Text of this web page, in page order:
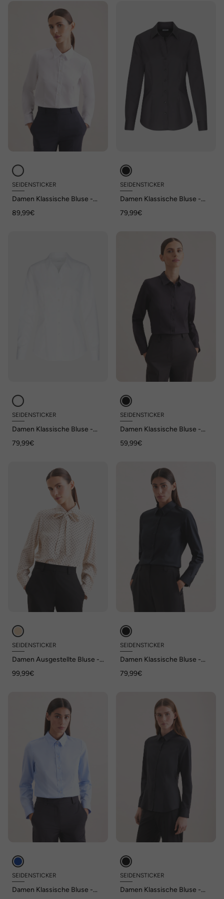
SEIDENSTICKER
Damen Klassische Bluse -
89,99€
SEIDENSTICKER
Damen Klassische Bluse -
79,99€
SEIDENSTICKER
Damen Klassische Bluse -
79,99€
SEIDENSTICKER
Damen Klassische Bluse -
59,99€
SEIDENSTICKER
Damen Ausgestellte Bluse -
99,99€
SEIDENSTICKER
Damen Klassische Bluse -
79,99€
SEIDENSTICKER
Damen Klassische Bluse -
SEIDENSTICKER
Damen Klassische Bluse -